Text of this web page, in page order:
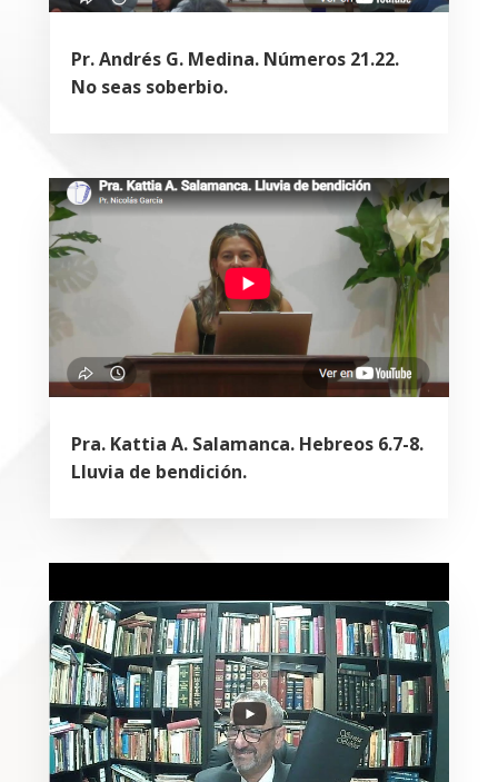
Pr. Andrés G. Medina. Números 21.22.
No seas soberbio.
Pra. Kattia A. Salamanca. Hebreos 6.7-8.
Lluvia de bendición.